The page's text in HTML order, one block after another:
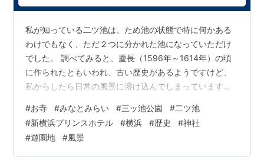
私が知っている二ツ池は、ため池の状態で特に何かある
わけでもなく、ただ２つに分かれた池になっていただけ
でした。 調べてみると、慶長（1596年～1614年）の頃
に作られたともいわれ、古い歴史があるようですけど、
私からしたら日常の風景に溶け込んでしまっています。
いい景色ではなかったです。 それ・・・・ 続きはこちら
#お寺 #みなとみらい #三ッ池公園 #二ツ池
#新横浜プリンスホテル #横浜 #歴史 #神社
#遊園地 #風景